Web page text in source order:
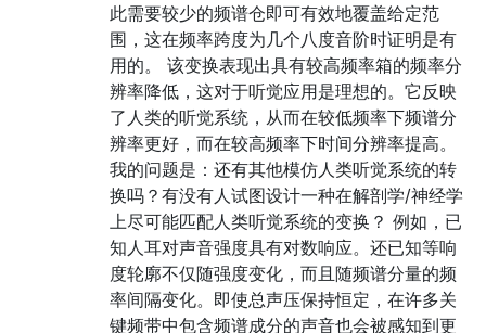
此需要较少的频谱仓即可有效地覆盖给定范
围，这在频率跨度为几个八度音阶时证明是有
用的。 该变换表现出具有较高频率箱的频率分
辨率降低，这对于听觉应用是理想的。它反映
了人类的听觉系统，从而在较低频率下频谱分
辨率更好，而在较高频率下时间分辨率提高。
我的问题是：还有其他模仿人类听觉系统的转
换吗？有没有人试图设计一种在解剖学/神经学
上尽可能匹配人类听觉系统的变换？ 例如，已
知人耳对声音强度具有对数响应。还已知等响
度轮廓不仅随强度变化，而且随频谱分量的频
率间隔变化。即使总声压保持恒定，在许多关
键频带中包含频谱成分的声音也会被感知到更